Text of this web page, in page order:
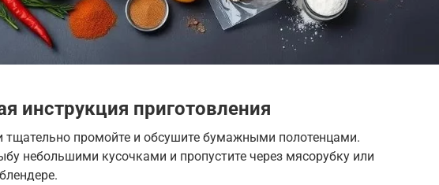
инструкция приготовления
тщательно промойте и обсушите бумажными полотенцами.
небольшими кусочками и пропустите через мясорубку или